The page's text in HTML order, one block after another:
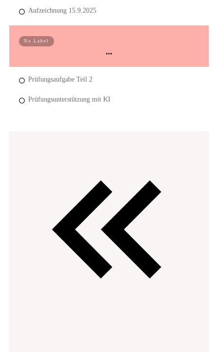
Aufzeichnung 15.9.2025
No Label
Prüfungsaufgabe Teil 2
Prüfungsunterstützung mit KI